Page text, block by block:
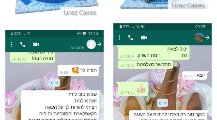
Liraz Cakes
Liraz Cakes
ביקורות מלקוחות לעוגה סוף
ביקורות מלקוחות לעוגה
התקשר/י